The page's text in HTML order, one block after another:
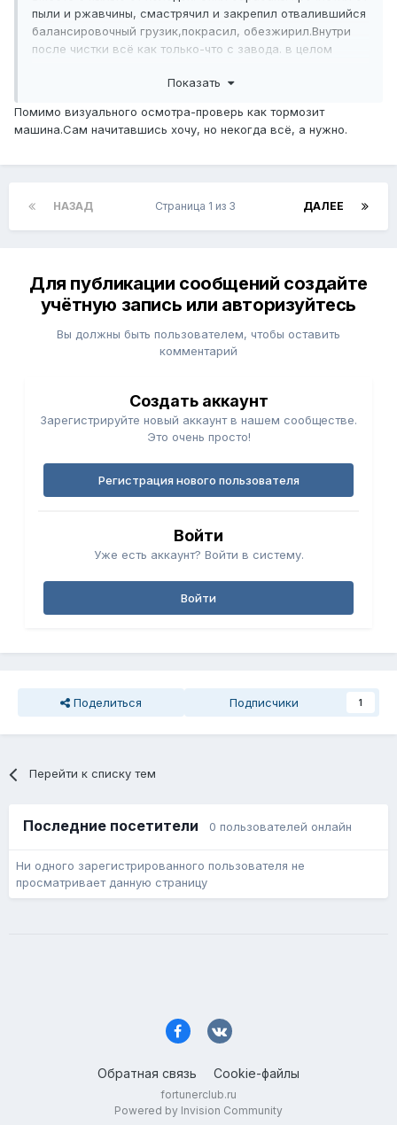
пыли и ржавчины, смастрячил и закрепил отвалившийся
балансировочный грузик,покрасил, обезжирил.Внутри
после чистки всё как только-что с завода. в целом
Показать
Помимо визуального осмотра-проверь как тормозит
машина.Сам начитавшись хочу, но некогда всё, а нужно.
НАЗАД ДАЛЕЕ
Страница 1 из 3
Для публикации сообщений создайте
учётную запись или авторизуйтесь
Вы должны быть пользователем, чтобы оставить
комментарий
Создать аккаунт
Зарегистрируйте новый аккаунт в нашем сообществе.
Это очень просто!
Регистрация нового пользователя
Войти
Уже есть аккаунт? Войти в систему.
Войти
Поделиться Подписчики 1
Перейти к списку тем
Последние посетители 0 пользователей онлайн
Ни одного зарегистрированного пользователя не
просматривает данную страницу
Обратная связь Cookie-файлы
fortunerclub.ru
Powered by Invision Community